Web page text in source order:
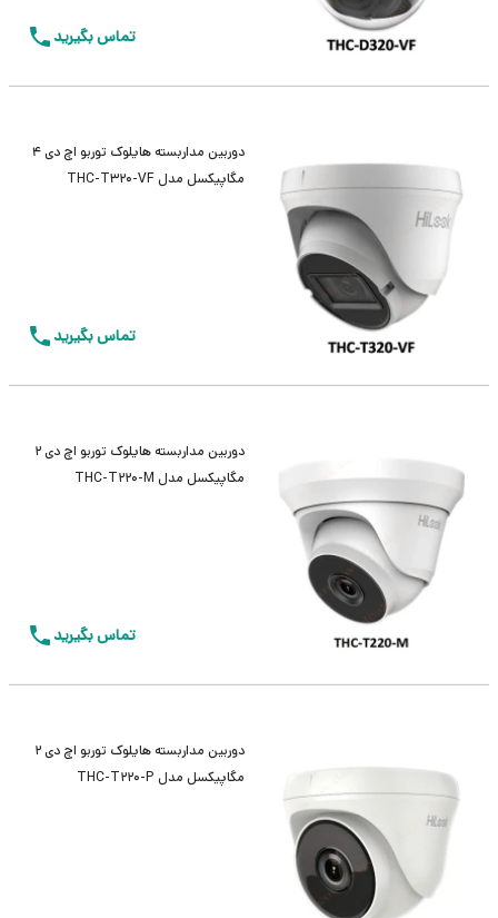
تماس بگیرید
دوربین مداربسته هایلوک توربو اچ دی 4
مگاپیکسل مدل THC-T320-VF
تماس بگیرید
دوربین مداربسته هایلوک توربو اچ دی 2
مگاپیکسل مدل THC-T220-M
تماس بگیرید
دوربین مداربسته هایلوک توربو اچ دی 2
مگاپیکسل مدل THC-T220-P